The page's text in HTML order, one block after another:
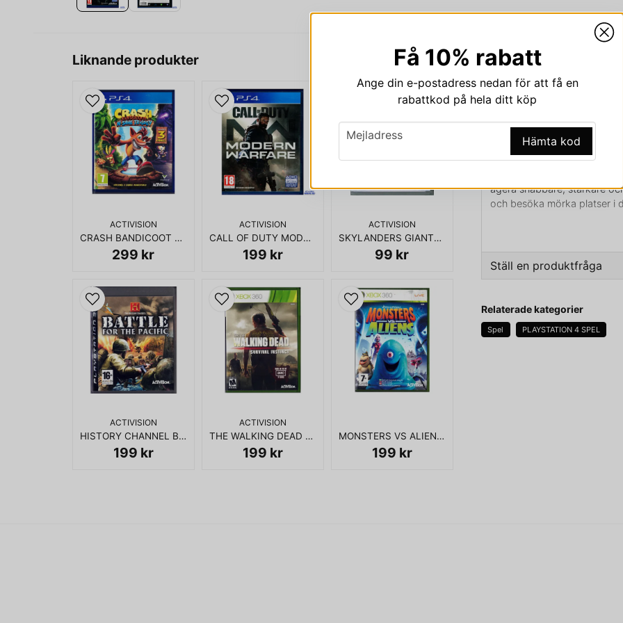
Liknande produkter
ACTIVISION
CRASH BANDICOOT N SANE TRILOGY PS4
299 kr
ACTIVISION
CALL OF DUTY MODERN WARFARE PS4
199 kr
ACTIVISION
SKYLANDERS GIANTS PS3
99 kr
ACTIVISION
HISTORY CHANNEL BATTLE FOR THE PACIFIC PS3
199 kr
ACTIVISION
THE WALKING DEAD SURVIVAL INSTINCT XBOX 360 NTSC USA
199 kr
MONSTERS VS ALIENS XBOX 360
199 kr
Beskrivning
Beskrivning av CALL
CALL OF DUTY BLACK
Call of Duty: Black Ops 3
möjliggjort en ny typ av
denna elittrupp består av
agera snabbare, starkare
och besöka mörka platser i
KOMPLETT I BOX
Ställ en produktfråga
Fråga oss något om
Relaterade kategorier
Spel PLAYSTATION 4 SPEL
Få 10% rabatt
Ange din e-postadress nedan för att få en
rabattkod på hela ditt köp
email
Mejladress Hämta kod